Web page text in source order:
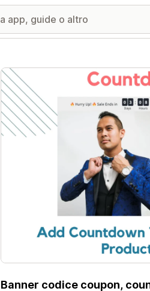
Galleria immagini in evidenza
Banner codice coupon,